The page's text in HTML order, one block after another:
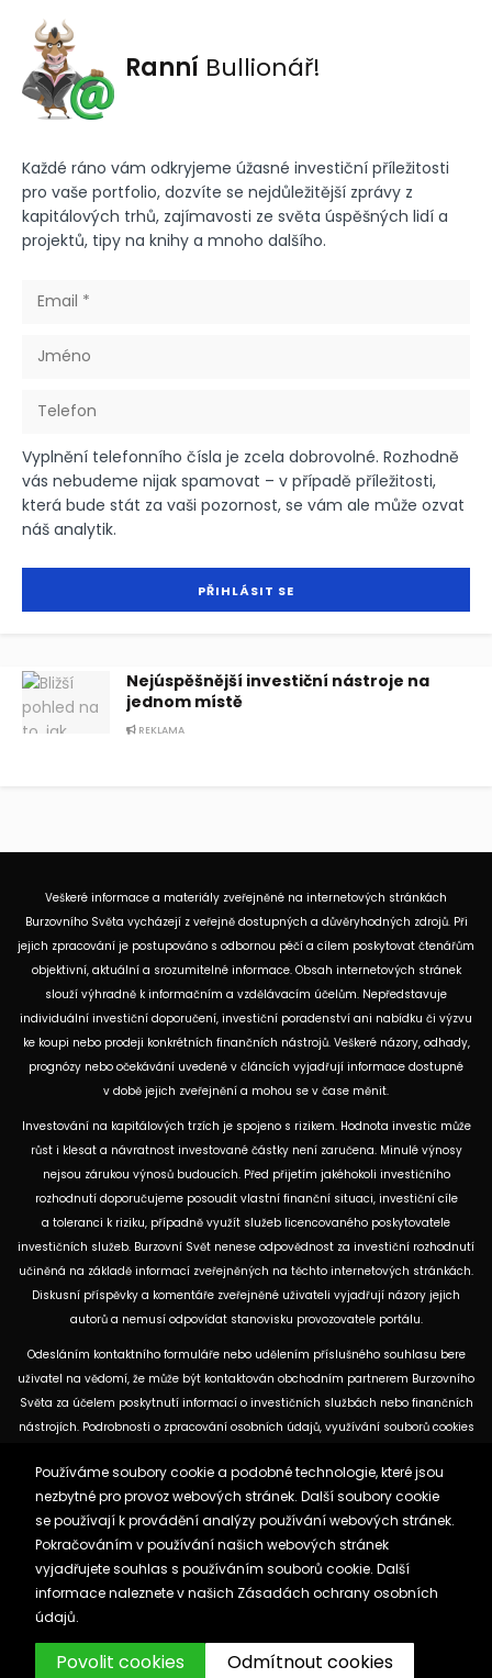
Ranní Bullionář!
Každé ráno vám odkryjeme úžasné investiční příležitosti
pro vaše portfolio, dozvíte se nejdůležitější zprávy z
kapitálových trhů, zajímavosti ze světa úspěšných lidí a
projektů, tipy na knihy a mnoho dalšího.
Vyplnění telefonního čísla je zcela dobrovolné. Rozhodně
vás nebudeme nijak spamovat – v případě příležitosti,
která bude stát za vaši pozornost, se vám ale může ozvat
náš analytik.
Nejúspěšnější investiční nástroje na
jednom místě
REKLAMA
Veškeré informace a materiály zveřejněné na internetových stránkách
Burzovního Světa vycházejí z veřejně dostupných a důvěryhodných zdrojů. Při
jejich zpracování je postupováno s odbornou péčí a cílem poskytovat čtenářům
objektivní, aktuální a srozumitelné informace. Obsah internetových stránek
slouží výhradně k informačním a vzdělávacím účelům. Nepředstavuje
individuální investiční doporučení, investiční poradenství ani nabídku či výzvu
ke koupi nebo prodeji konkrétních finančních nástrojů. Veškeré názory, odhady,
prognózy nebo očekávání uvedené v článcích vyjadřují informace dostupné
v době jejich zveřejnění a mohou se v čase měnit.
Investování na kapitálových trzích je spojeno s rizikem. Hodnota investic může
růst i klesat a návratnost investované částky není zaručena. Minulé výnosy
nejsou zárukou výnosů budoucích. Před přijetím jakéhokoli investičního
rozhodnutí doporučujeme posoudit vlastní finanční situaci, investiční cíle
a toleranci k riziku, případně využít služeb licencovaného poskytovatele
investičních služeb. Burzovní Svět nenese odpovědnost za investiční rozhodnutí
učiněná na základě informací zveřejněných na těchto internetových stránkách.
Diskusní příspěvky a komentáře zveřejněné uživateli vyjadřují názory jejich
autorů a nemusí odpovídat stanovisku provozovatele portálu.
Odesláním kontaktního formuláře nebo udělením příslušného souhlasu bere
uživatel na vědomí, že může být kontaktován obchodním partnerem Burzovního
Světa za účelem poskytnutí informací o investičních službách nebo finančních
nástrojích. Podrobnosti o zpracování osobních údajů, využívání souborů cookies
dostupných na těchto internetových stránkách. U jednotlivých článků mohou
být uvedeny informace o použitých zdrojích, datu původní analýzy nebo datu,
ke kterému se vztahují uvedené tržní údaje.
Zásady ochrany osobních údajů a cookies
Reklama
Burzovnisvet.cz © 2026
Používáme soubory cookie a podobné technologie, které jsou
nezbytné pro provoz webových stránek. Další soubory cookie
se používají k provádění analýzy používání webových stránek.
Pokračováním v používání našich webových stránek
vyjadřujete souhlas s používáním souborů cookie. Další
informace naleznete v našich Zásadách ochrany osobních
údajů.
Povolit cookies Odmítnout cookies